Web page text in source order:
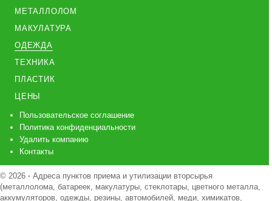
МЕТАЛЛОЛОМ
МАКУЛАТУРА
ОДЕЖДА
ТЕХНИКА
ПЛАСТИК
ЦЕНЫ
Пользовательское соглашение
Политика конфиденциальности
Удалить компанию
Контакты
© 2026 · Адреса пунктов приема и утилизации вторсырья
(металлолома, батареек, макулатуры, стеклотары, цветного металла,
аккумуляторов, одежды, резины, автомобилей, меди, химикатов,